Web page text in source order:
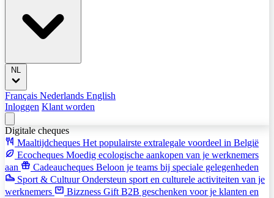
Français Nederlands English
Inloggen Klant worden
Digitale cheques
Maaltijdcheques Het populairste extralegale voordeel in België
Ecocheques Moedig ecologische aankopen van je werknemers
aan
Cadeaucheques Beloon je teams bij speciale gelegenheden
Sport & CultuurOndersteun sport en culturele activiteiten van je
werknemers
Bizzness Gift B2B geschenken voor je klanten en